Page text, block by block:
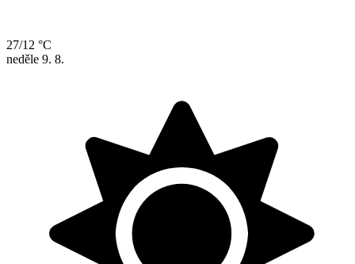
27/12 °C
neděle 9. 8.